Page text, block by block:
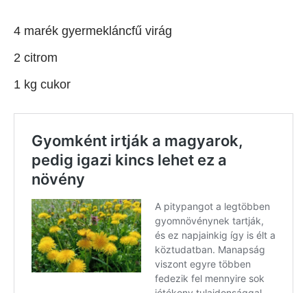
4 marék gyermekláncfű virág
2 citrom
1 kg cukor